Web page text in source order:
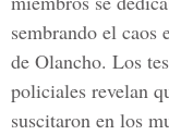
sembrando el caos
de Olancho. Los
policiales revelan
suscitaron en los